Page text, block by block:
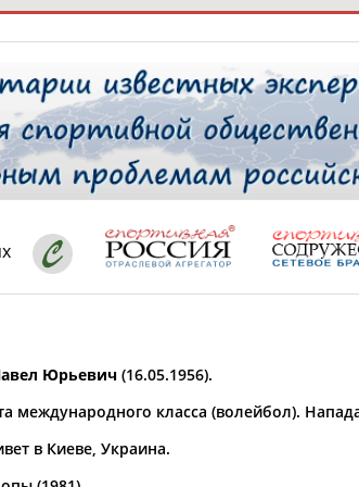
РЕСУРСНАЯ ПЛОЩАДКА
проживания
Юрьевич (16.05.1956).
международного класса (волейбол).
в Киеве, Украина.